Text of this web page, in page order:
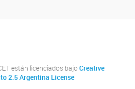
están licenciados bajo Creative
2.5 Argentina License